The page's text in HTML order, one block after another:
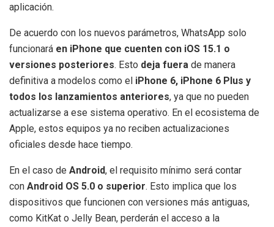
aplicación.
De acuerdo con los nuevos parámetros, WhatsApp solo
funcionará en iPhone que cuenten con iOS 15.1 o
versiones posteriores. Esto deja fuera de manera
definitiva a modelos como el iPhone 6, iPhone 6 Plus y
todos los lanzamientos anteriores, ya que no pueden
actualizarse a ese sistema operativo. En el ecosistema de
Apple, estos equipos ya no reciben actualizaciones
oficiales desde hace tiempo.
En el caso de Android, el requisito mínimo será contar
con Android OS 5.0 o superior. Esto implica que los
dispositivos que funcionen con versiones más antiguas,
como KitKat o Jelly Bean, perderán el acceso a la